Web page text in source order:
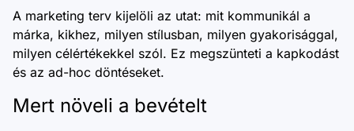
A marketing terv kijelöli az utat: mit kommunikál a
márka, kikhez, milyen stílusban, milyen gyakorisággal,
milyen célértékekkel szól. Ez megszünteti a kapkodást
és az ad-hoc döntéseket.
Mert növeli a bevételt